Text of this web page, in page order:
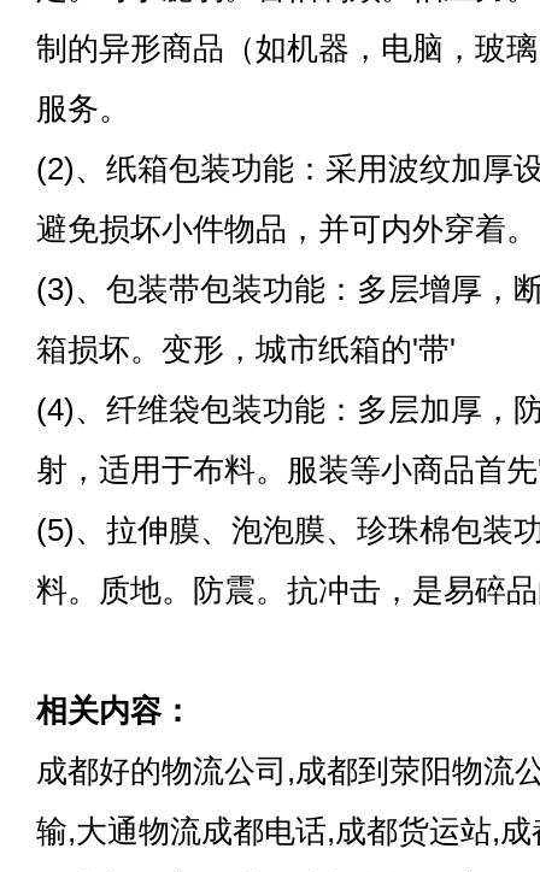
制的异形商品（如机器，电脑，玻
服务。
(2)、纸箱包装功能：采用波纹加厚
避免损坏小件物品，并可内外穿着。
(3)、包装带包装功能：多层增厚，
箱损坏。变形，城市纸箱的'带'
(4)、纤维袋包装功能：多层加厚，
射，适用于布料。服装等小商品首
(5)、拉伸膜、泡泡膜、珍珠棉包装
料。质地。防震。抗冲击，是易碎
相关内容：
成都好的物流公司,成都到荥阳物流
输,大通物流成都电话,成都货运站,